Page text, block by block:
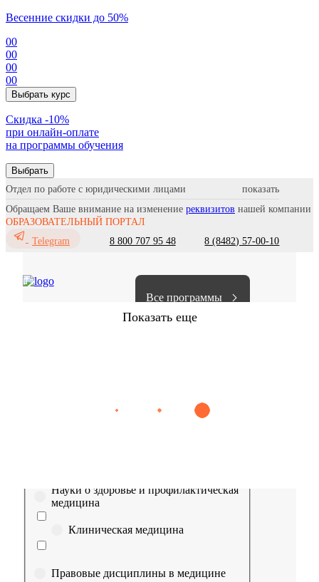
Весенние скидки до 50%
00
00
00
00
Выбрать курс
Cкидка -10%
при онлайн-оплате
на программы обучения
Выбрать
Отдел по работе с юридическими лицами
Обращаем Ваше внимание на изменение реквизитов нашей компании
ОБРАЗОВАТЕЛЬНЫЙ ПОРТАЛ
Telegram
8 800 707 95 48 8 (8482) 57-00-10
Все программы
Показать еще
Эпидемиология Медицинская помощь
Выберите направление
Науки о здоровье и профилактическая
медицина
Клиническая медицина
Правовые дисциплины в медицине